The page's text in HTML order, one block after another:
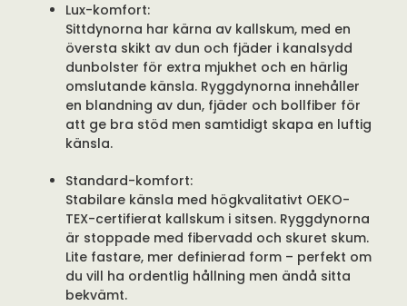
Lux-komfort:
Sittdynorna har kärna av kallskum, med en
översta skikt av dun och fjäder i kanalsydd
dunbolster för extra mjukhet och en härlig
omslutande känsla. Ryggdynorna innehåller
en blandning av dun, fjäder och bollfiber för
att ge bra stöd men samtidigt skapa en luftig
känsla.
Standard-komfort:
Stabilare känsla med högkvalitativt OEKO-
TEX-certifierat kallskum i sitsen. Ryggdynorna
är stoppade med fibervadd och skuret skum.
Lite fastare, mer definierad form – perfekt om
du vill ha ordentlig hållning men ändå sitta
bekvämt.